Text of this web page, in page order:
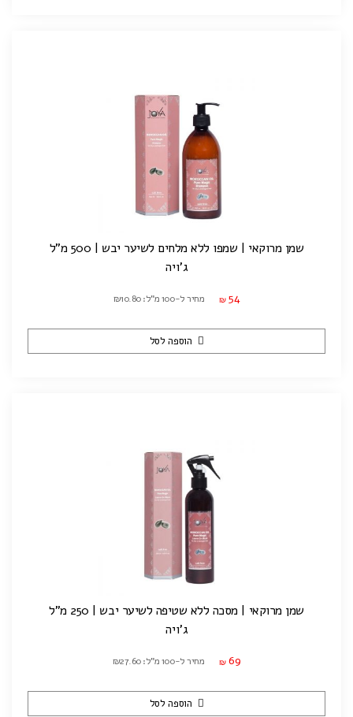
שמן מרוקאי | שמפו ללא מלחים לשיער יבש | 500 מ"ל
ג'ויה
₪ 54 מחיר ל-100 מ"ל: ₪10.80
הוספה לסל
שמן מרוקאי | מסכה ללא שטיפה לשיער יבש | 250 מ"ל
ג'ויה
₪ 69 מחיר ל-100 מ"ל: ₪27.60
הוספה לסל